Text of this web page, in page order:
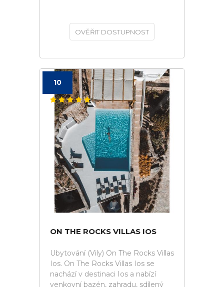
OVĚŘIT DOSTUPNOST
10
ON THE ROCKS VILLAS IOS
Ubytování (Vily) On The Rocks Villas
Ios. On The Rocks Villas Ios se
nachází v destinaci Ios a nabízí
venkovní bazén, zahradu, sdílený